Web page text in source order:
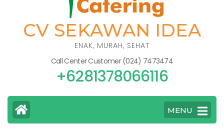
CV SEKAWAN IDEA
ENAK, MURAH, SEHAT
Call Center Customer (024) 7473474
+6281378066116
MENU